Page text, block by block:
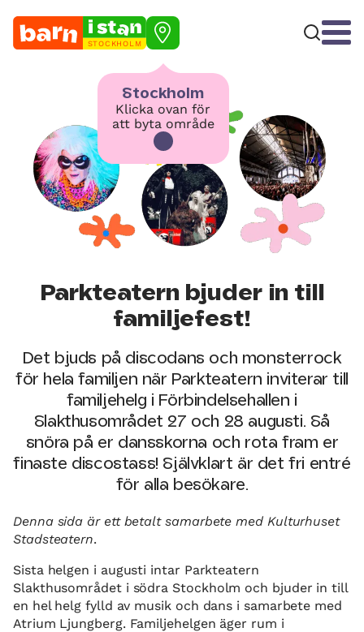
STOCKHOLM
Stockholm
Klicka ovan för
att byta område
Parkteatern bjuder in till
familjefest!
Det bjuds på discodans och monsterrock
för hela familjen när Parkteatern inviterar till
familjehelg i Förbindelsehallen i
Slakthusområdet 27 och 28 augusti. Så
snöra på er dansskorna och rota fram er
finaste discostass! Självklart är det fri entré
för alla besökare.
Denna sida är ett betalt samarbete med Kulturhuset
Stadsteatern.
Sista helgen i augusti intar Parkteatern
Slakthusområdet i södra Stockholm och bjuder in till
en hel helg fylld av musik och dans i samarbete med
Atrium Ljungberg. Familjehelgen äger rum i